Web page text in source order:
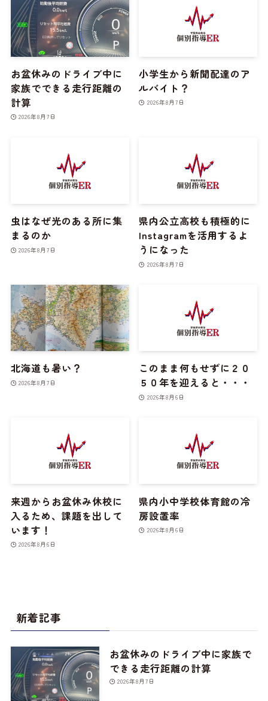
お盆休みのドライブ中に
家族でできる走行距離の
計算
2026年8月7日
小学生から新聞配達のア
ルバイト？
2026年8月7日
虫はなぜ光のある所に集
まるのか
2026年8月7日
県内公立高校も積極的に
Instagramを活用するよ
うになった
2026年8月7日
北海道も暑い？
2026年8月7日
このまま何もせずに２０
５０年を迎えると・・・
2026年8月6日
来週からお盆休み休校に
入るため、課題を出して
います！
2026年8月6日
県内小中学校体育館の冷
房設置率
2026年8月6日
新着記事
お盆休みのドライブ中に家族で
できる走行距離の計算
2026年8月7日